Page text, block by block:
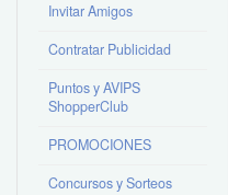
Invitar Amigos
Contratar Publicidad
Puntos y AVIPS
ShopperClub
PROMOCIONES
Concursos y Sorteos